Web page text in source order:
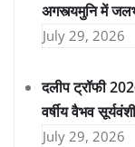
अगस्त्यमुनि में
July 29, 2026
दलीप ट्रॉफी
वर्षीय वैभव
July 29, 2026